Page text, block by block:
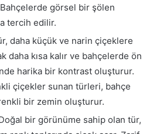
görsel bir şölen
tercih edilir.
daha küçük ve narin çiçeklere
daha kısa kalır ve bahçelerde ön
harika bir kontrast oluşturur.
çiçekler sunan türleri, bahçe
bir zemin oluşturur.
bir görünüme sahip olan tür,